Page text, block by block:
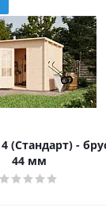
(Стандарт) -
44 мм